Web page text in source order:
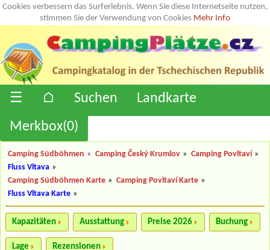
Cookies verbessern das Surferlebnis. Wenn Sie diese Internetseite nutzen,
stimmen Sie der Verwendung von Cookies Mehr Info
☰ ⌂ Suchen
Landkarte
Merkbox(0)
Camping Südböhmen » Camping Český Krumlov » Camping Povltaví »
Fluss Vltava »
Camping Südböhmen Karte » Camping Povltaví Karte »
Fluss Vltava Karte »
Kapazitäten Ausstattung Preise 2026 Buchung
Lage Rezensionen